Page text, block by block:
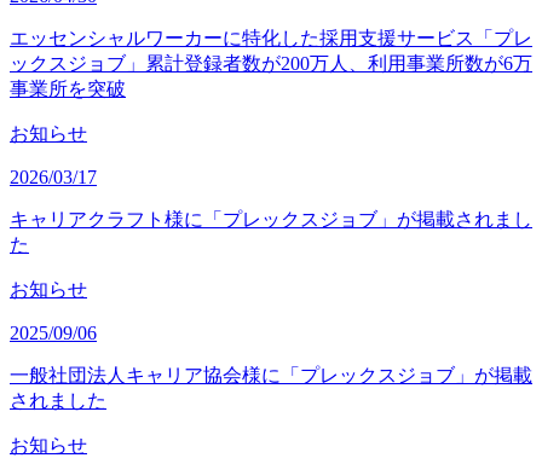
エッセンシャルワーカーに特化した採用支援サービス「プレ
ックスジョブ」累計登録者数が200万人、利用事業所数が6万
事業所を突破
お知らせ
2026/03/17
キャリアクラフト様に「プレックスジョブ」が掲載されまし
た
お知らせ
2025/09/06
一般社団法人キャリア協会様に「プレックスジョブ」が掲載
されました
お知らせ